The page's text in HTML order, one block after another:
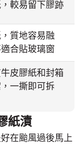
較易留下膠跡
質地容易融
合貼玻璃窗
皮膠紙和封箱
一撕即可拆
紙漬
在颱風過後馬上